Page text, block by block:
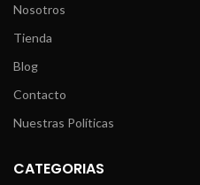
Nosotros
Tienda
Blog
Contacto
Nuestras Políticas
CATEGORIAS